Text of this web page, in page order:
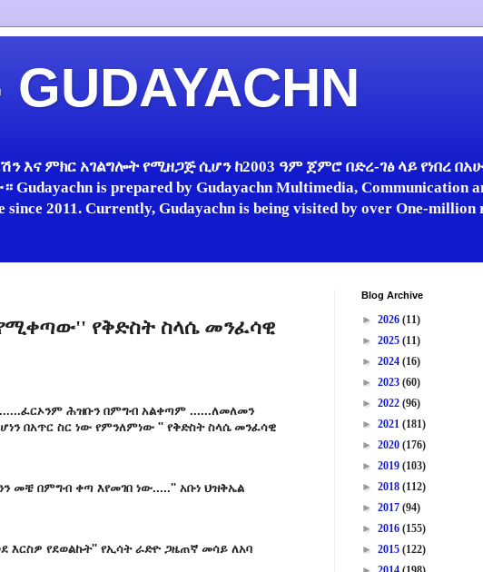
እና ምክር አገልግሎት የሚዘጋጅ ሲሆን ከ2003 ዓም ጀምሮ በድረ-ገፅ ላይ የነበረ
is prepared by Gudayachn Multimedia, Communication
since 2011. Currently, Gudayachn is being visited by over One-million
የሚቀጣው'' የቅድስት ስላሴ መንፈሳዊ
ሕዝቡን በምግብ አልቀጣም ......ለመለመን
በአጥር ስር ነው የምንለምነው '' የቅድስት ስላሴ መንፈሳዊ
መቼ በምግብ ቀጣ እየመገበ ነው.....'' አቡነ ህዝቅኤል
እርስዎ የደወልኩት'' የኢሳት ራድዮ ጋዜጠኛ መሳይ ለአባ
Blog Archive
► 2026 (11)
► 2025 (11)
► 2024 (16)
► 2023 (60)
► 2022 (96)
► 2021 (181)
► 2020 (176)
► 2019 (103)
► 2018 (112)
► 2017 (94)
► 2016 (155)
► 2015 (122)